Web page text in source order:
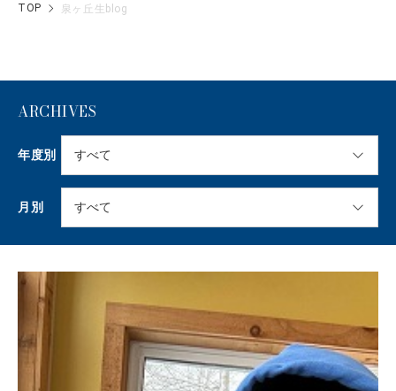
TOP 泉ヶ丘生blog
ARCHIVES
年度別
月別